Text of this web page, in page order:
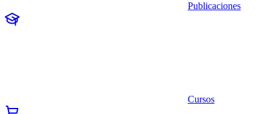
Publicaciones
Cursos